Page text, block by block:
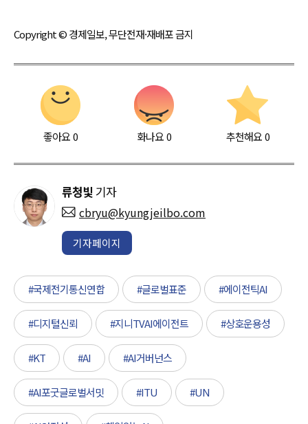
Copyright © 경제일보, 무단전재·재배포 금지
좋아요0 화나요0 추천해요 0
류청빛 기자
cbryu@kyungjeilbo.com
기자페이지
#국제전기통신연합 #글로벌표준 #에이전틱AI
#디지털신뢰 #지니TVAI에이전트 #상호운용성
#KT #AI #AI거버넌스
#AI포굿글로벌서밋 #ITU #UN